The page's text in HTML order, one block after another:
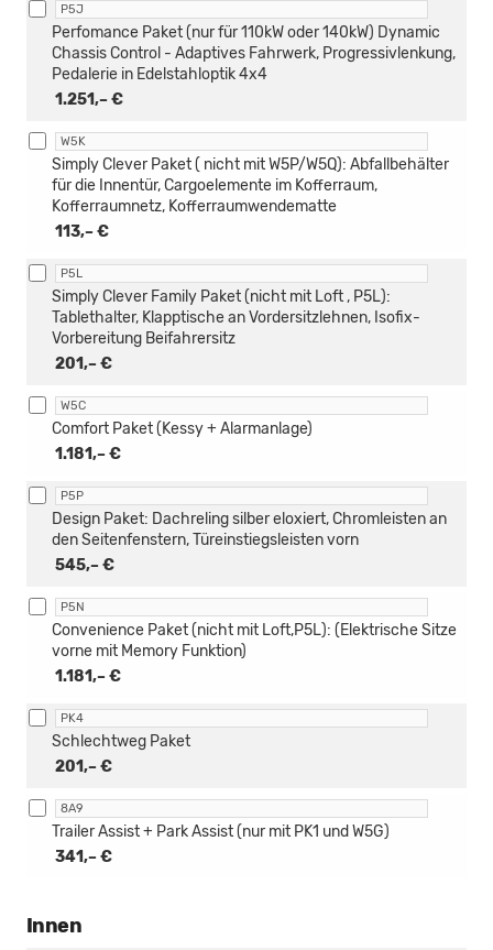
P5J
1.251,– €
Perfomance Paket (nur für 110kW oder 140kW) Dynamic
Chassis Control - Adaptives Fahrwerk, Progressivlenkung,
Pedalerie in Edelstahloptik 4x4
W5K
113,– €
Simply Clever Paket ( nicht mit W5P/W5Q): Abfallbehälter
für die Innentür, Cargoelemente im Kofferraum,
Kofferraumnetz, Kofferraumwendematte
P5L
201,– €
Simply Clever Family Paket (nicht mit Loft , P5L):
Tablethalter, Klapptische an Vordersitzlehnen, Isofix-
Vorbereitung Beifahrersitz
W5C
1.181,– €
Comfort Paket (Kessy + Alarmanlage)
P5P
545,– €
Design Paket: Dachreling silber eloxiert, Chromleisten an
den Seitenfenstern, Türeinstiegsleisten vorn
P5N
1.181,– €
Convenience Paket (nicht mit Loft,P5L): (Elektrische Sitze
vorne mit Memory Funktion)
PK4
201,– €
Schlechtweg Paket
8A9
341,– €
Trailer Assist + Park Assist (nur mit PK1 und W5G)
Innen